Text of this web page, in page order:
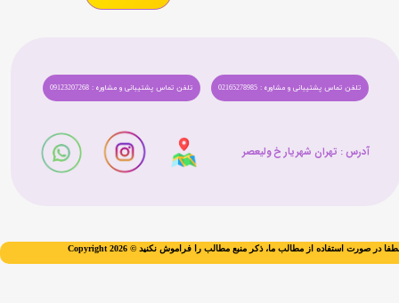
تلفن تماس پشتیبانی و مشاوره : 09123207268 تلفن تماس پشتیبانی و مشاوره : 02165278985
آدرس : تهران شهریار خ ولیعصر​​​​​​​